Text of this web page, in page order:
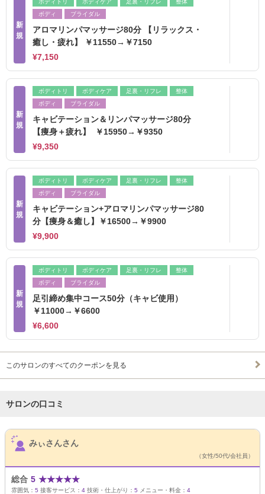
新
規
ボディトリ ボディケア 足裏・リフレ
整体
ボディ
ブライダル
アロマリンパマッサージ80分 【リラックス・
癒し・疲れ】 ￥11550→￥7150
¥7,150
新
規
ボディトリ ボディケア 足裏・リフレ
整体
ボディ
ブライダル
キャビテーション＆リンパマッサージ80分
【痩身＋疲れ】 ￥15950→￥9350
¥9,350
新
規
ボディトリ ボディケア 足裏・リフレ
整体
ボディ
ブライダル
キャビテーション+アロマリンパマッサージ80
分【痩身＆癒し】￥16500→￥9900
¥9,900
新
規
ボディトリ ボディケア 足裏・リフレ
整体
ボディ
ブライダル
足引締め集中コース50分（キャビ使用）
￥11000→￥6600
¥6,600
このサロンのすべてのクーポンを見る
サロンの口コミ
サロンPick Up
みぃさんさん
（女性/50代/会社員）
総合 5 ★★★★★
雰囲気： 5 接客サービス： 4 技術・仕上がり： 5 メニュー・料金： 4